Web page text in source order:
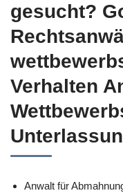
gesucht?
Verhalten
Anwalt für